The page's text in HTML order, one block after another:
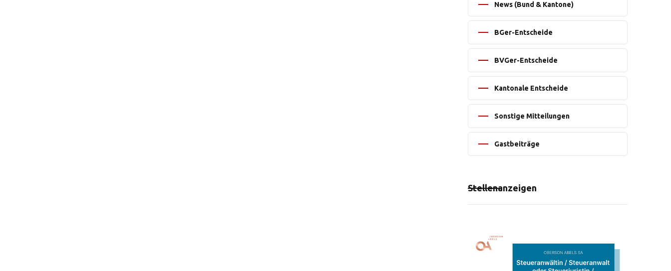
News (Bund & Kantone)
BGer-Entscheide
BVGer-Entscheide
Kantonale Entscheide
Sonstige Mitteilungen
Gastbeiträge
Stellenanzeigen